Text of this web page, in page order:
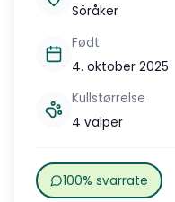
Söråker
Født
4. oktober 2025
Kullstørrelse
4 valper
100% svarrate